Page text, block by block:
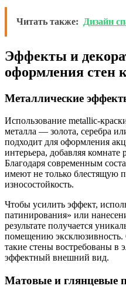
Читать также: Дизайн
Эффекты и
оформления стен
Металлические
Использование metallic-
металла — золота, серебра
подходит для оформления
интерьера, добавляя
Благодаря современным
имеют не только блестящую
износостойкость.
Чтобы усилить эффект,
патинирования» или
результате получается
помещению эксклюзивность.
такие стены востребованы в
эффектный внешний вид.
Матовые и глянцевые